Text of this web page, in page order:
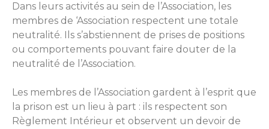
Dans leurs activités au sein de l’Association, les
membres de ‘Association respectent une totale
neutralité. Ils s’abstiennent de prises de positions
ou comportements pouvant faire douter de la
neutralité de l’Association.
Les membres de l’Association gardent à l’esprit que
la prison est un lieu à part : ils respectent son
Règlement Intérieur et observent un devoir de